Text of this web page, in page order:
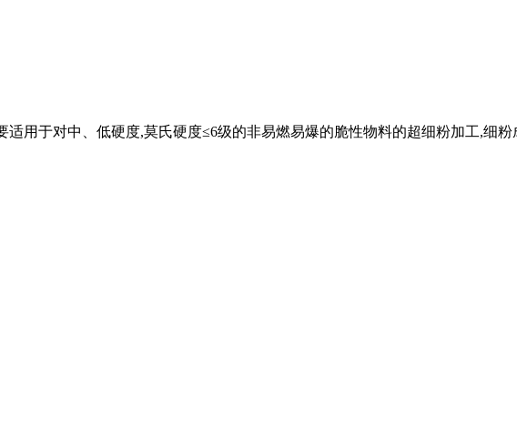
用于对中、低硬度,莫氏硬度≤6级的非易燃易爆的脆性物料的超细粉加工,细